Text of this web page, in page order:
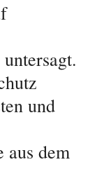
und
dem